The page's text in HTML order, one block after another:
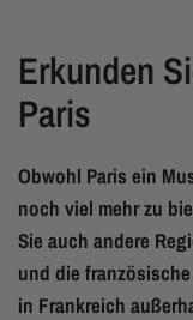
Erkunden
Paris
Obwohl Paris ein
noch viel mehr zu
Sie auch andere
und die
in Frankreich